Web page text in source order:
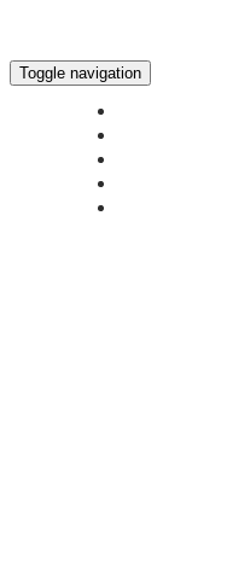
Toggle navigation